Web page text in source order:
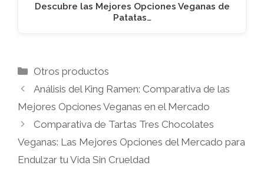
Descubre las Mejores Opciones Veganas de
Patatas…
Categorías
Otros productos
Análisis del King Ramen: Comparativa de las
Mejores Opciones Veganas en el Mercado
Comparativa de Tartas Tres Chocolates
Veganas: Las Mejores Opciones del Mercado para
Endulzar tu Vida Sin Crueldad